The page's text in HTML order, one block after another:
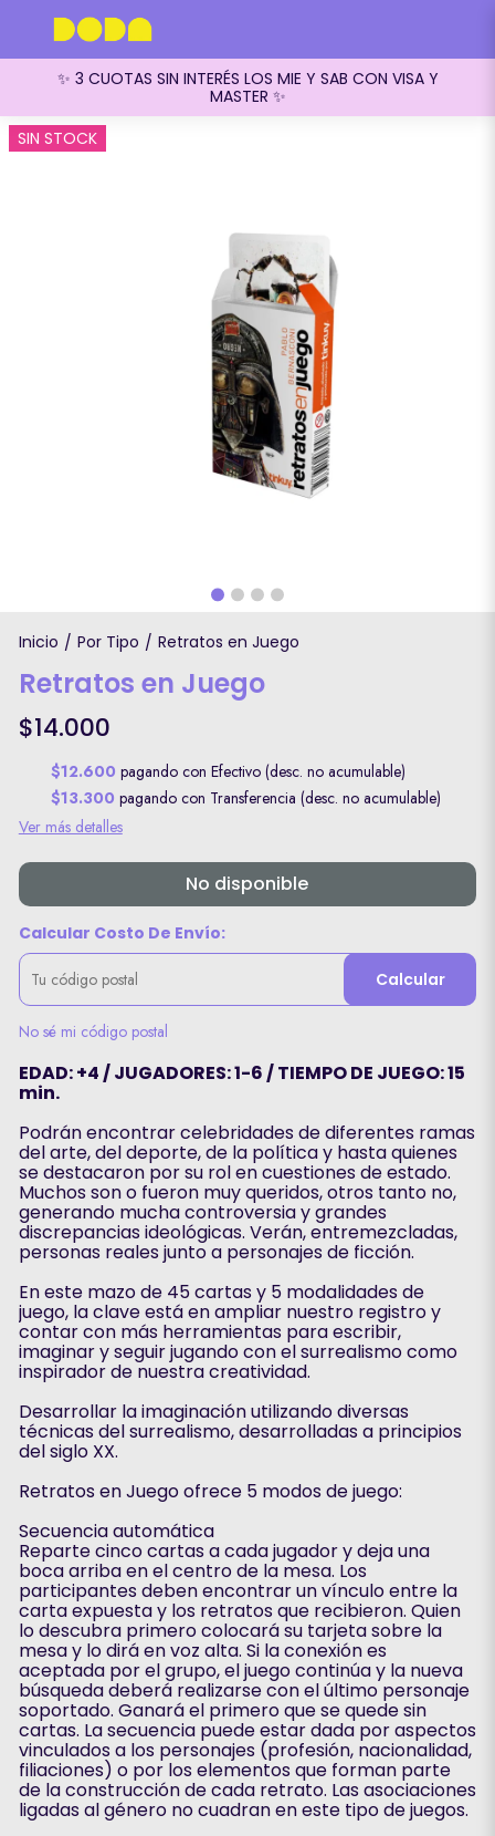
✨ 3 CUOTAS SIN INTERÉS LOS MIE Y SAB CON VISA Y
MASTER ✨
SIN STOCK
Inicio / Por Tipo / Retratos en Juego
Retratos en Juego
$14.000
$12.600 pagando con Efectivo (desc. no acumulable)
$13.300 pagando con Transferencia (desc. no acumulable)
Ver más detalles
No disponible
Calcular Costo De Envío:
Calcular
No sé mi código postal
EDAD: +4 / JUGADORES: 1-6 / TIEMPO DE JUEGO: 15
min.
Podrán encontrar celebridades de diferentes ramas
del arte, del deporte, de la política y hasta quienes
se destacaron por su rol en cuestiones de estado.
Muchos son o fueron muy queridos, otros tanto no,
generando mucha controversia y grandes
discrepancias ideológicas. Verán, entremezcladas,
personas reales junto a personajes de ficción.
En este mazo de 45 cartas y 5 modalidades de
juego, la clave está en ampliar nuestro registro y
contar con más herramientas para escribir,
imaginar y seguir jugando con el surrealismo como
inspirador de nuestra creatividad.
Desarrollar la imaginación utilizando diversas
técnicas del surrealismo, desarrolladas a principios
del siglo XX.
Retratos en Juego ofrece 5 modos de juego:
Secuencia automática
Reparte cinco cartas a cada jugador y deja una
boca arriba en el centro de la mesa. Los
participantes deben encontrar un vínculo entre la
carta expuesta y los retratos que recibieron. Quien
lo descubra primero colocará su tarjeta sobre la
mesa y lo dirá en voz alta. Si la conexión es
aceptada por el grupo, el juego continúa y la nueva
búsqueda deberá realizarse con el último personaje
soportado. Ganará el primero que se quede sin
cartas. La secuencia puede estar dada por aspectos
vinculados a los personajes (profesión, nacionalidad,
filiaciones) o por los elementos que forman parte
de la construcción de cada retrato. Las asociaciones
ligadas al género no cuadran en este tipo de juegos.